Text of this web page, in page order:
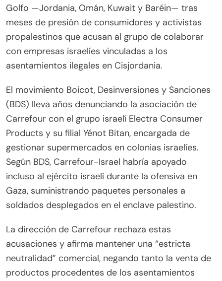
Golfo —Jordania, Omán, Kuwait y Baréin— tras
meses de presión de consumidores y activistas
propalestinos que acusan al grupo de colaborar
con empresas israelíes vinculadas a los
asentamientos ilegales en Cisjordania.
El movimiento Boicot, Desinversiones y Sanciones
(BDS) lleva años denunciando la asociación de
Carrefour con el grupo israelí Electra Consumer
Products y su filial Yénot Bitan, encargada de
gestionar supermercados en colonias israelíes.
Según BDS, Carrefour-Israel habría apoyado
incluso al ejército israelí durante la ofensiva en
Gaza, suministrando paquetes personales a
soldados desplegados en el enclave palestino.
La dirección de Carrefour rechaza estas
acusaciones y afirma mantener una “estricta
neutralidad” comercial, negando tanto la venta de
productos procedentes de los asentamientos